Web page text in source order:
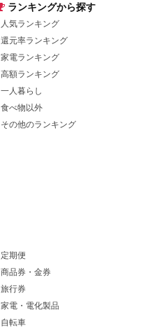
ランキングから探す
人気ランキング
還元率ランキング
家電ランキング
高額ランキング
一人暮らし
食べ物以外
その他のランキング
定期便
商品券・金券
旅行券
家電・電化製品
自転車